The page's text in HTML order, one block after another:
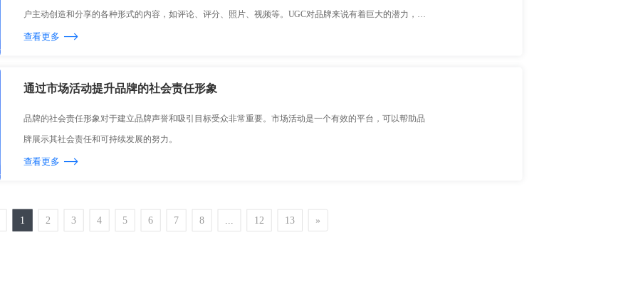
户主动创造和分享的各种形式的内容，如评论、评分、照片、视频等。UGC对品牌来说有着巨大的潜力，它
可以提高用户参与度、增强品牌口碑以及为品牌带来更多曝光和传播。
查看更多
通过市场活动提升品牌的社会责任形象
品牌的社会责任形象对于建立品牌声誉和吸引目标受众非常重要。市场活动是一个有效的平台，可以帮助品
牌展示其社会责任和可持续发展的努力。
查看更多
1 2 3 4 5 6 7 8 12 13 »